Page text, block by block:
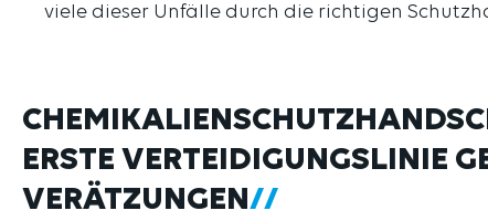
viele dieser Unfälle durch die richtigen
ERSTE VERTEIDIGUNGSLINIE
VERÄTZUNGEN